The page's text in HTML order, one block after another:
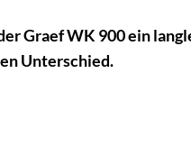
Graef WK 900 ein
Unterschied.